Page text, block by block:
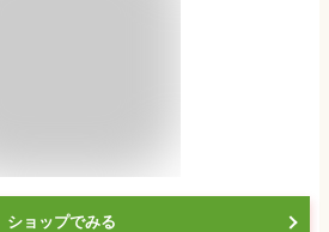
ショップでみる